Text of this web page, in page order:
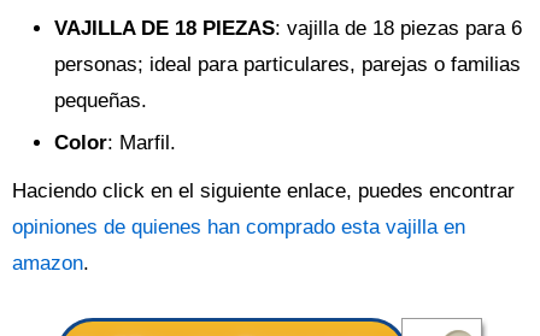
VAJILLA DE 18 PIEZAS: vajilla de 18 piezas para 6
personas; ideal para particulares, parejas o familias
pequeñas.
Color: Marfil.
Haciendo click en el siguiente enlace, puedes encontrar
opiniones de quienes han comprado esta vajilla en
amazon.